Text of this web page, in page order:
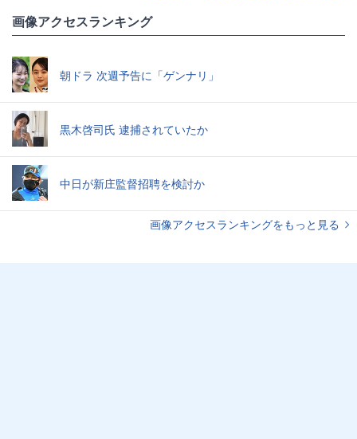
画像アクセスランキング
朝ドラ 次週予告に「ゲンナリ」
黒木啓司氏 逮捕されていたか
中日が新庄監督招聘を検討か
画像アクセスランキングをもっと見る